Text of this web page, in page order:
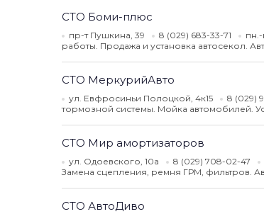
СТО Боми-плюс
пр-т Пушкина, 39 8 (029) 683-33-71
работы. Продажа и установка автосекол.
СТО МеркурийАвто
ул. Евфросиньи Полоцкой, 4к15 8 (029)
тормозной системы. Мойка автомобилей.
СТО Мир амортизаторов
ул. Одоевского, 10а 8 (029) 708-02-47
Замена сцепления, ремня ГРМ, фильтров.
СТО АвтоДиво